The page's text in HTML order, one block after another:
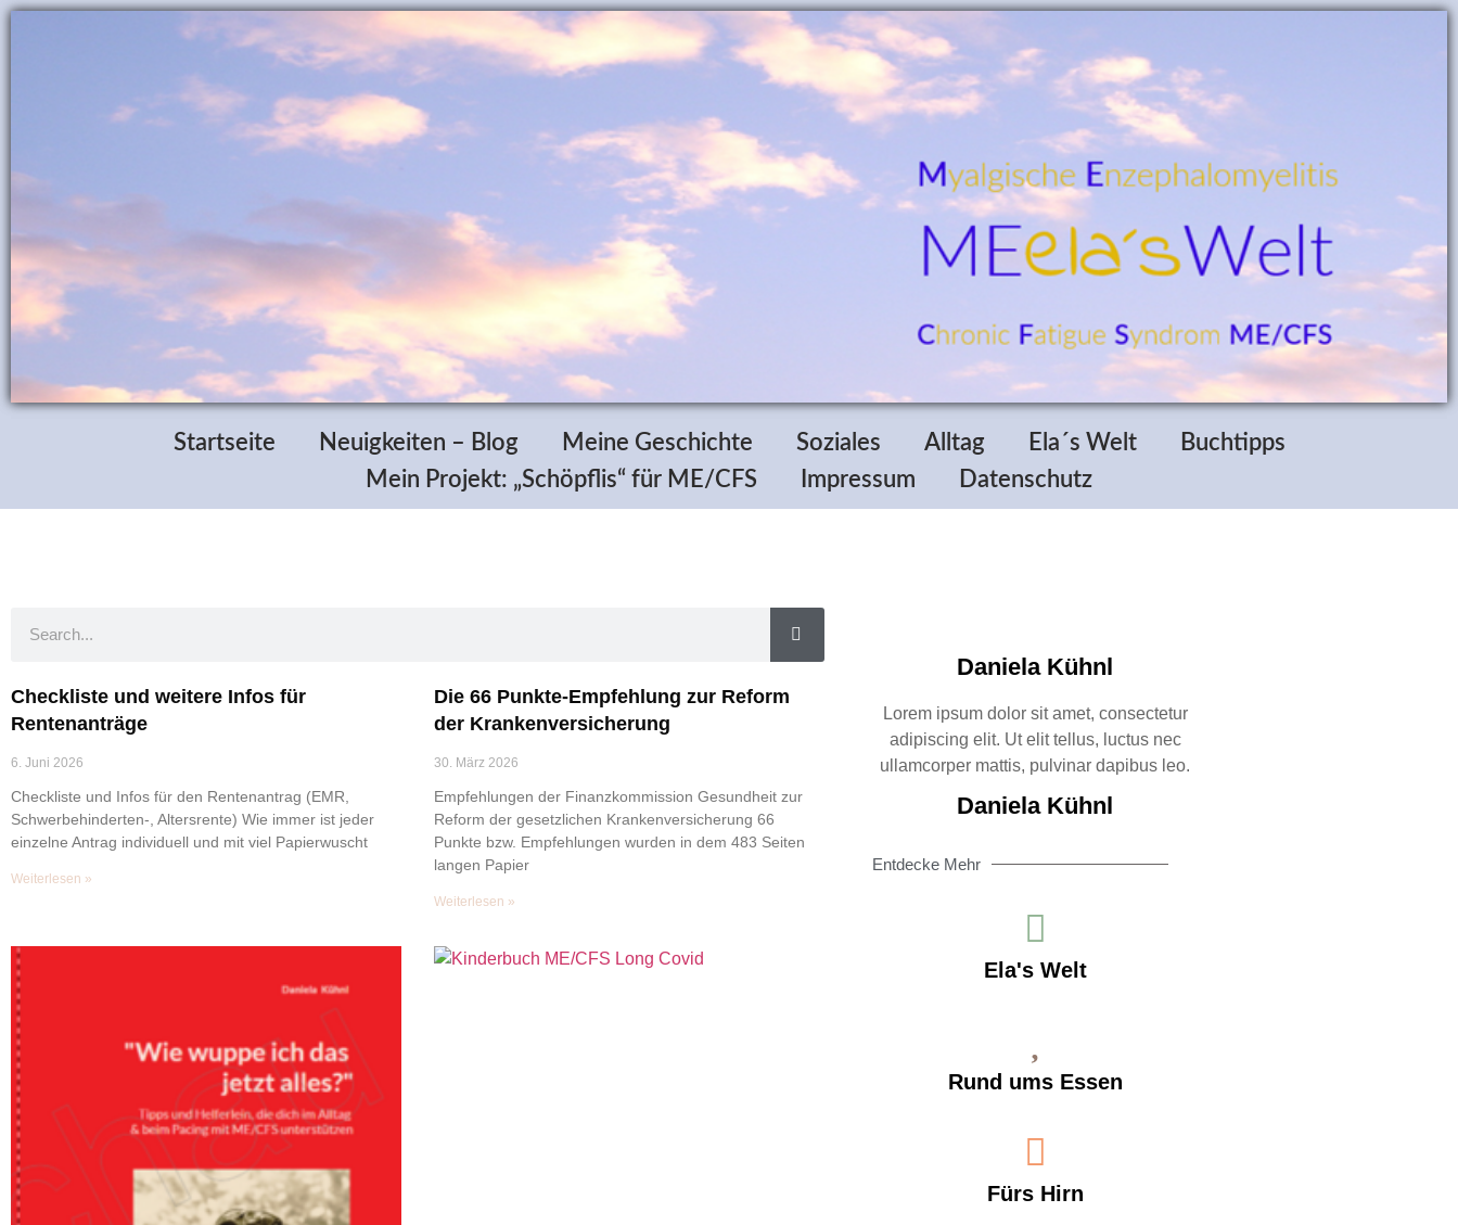
Startseite Neuigkeiten – Blog Meine Geschichte Soziales Alltag Ela´s Welt
Buchtipps
Mein Projekt: „Schöpflis“ für ME/CFS
Impressum Datenschutz
Checkliste und weitere Infos für
Rentenanträge
6. Juni 2026
Checkliste und Infos für den Rentenantrag (EMR,
Schwerbehinderten-, Altersrente) Wie immer ist jeder
einzelne Antrag individuell und mit viel Papierwuscht
Weiterlesen »
Die 66 Punkte-Empfehlung zur Reform
der Krankenversicherung
30. März 2026
Empfehlungen der Finanzkommission Gesundheit zur
Reform der gesetzlichen Krankenversicherung 66
Punkte bzw. Empfehlungen wurden in dem 483 Seiten
langen Papier
Weiterlesen »
Daniela Kühnl
Lorem ipsum dolor sit amet, consectetur
adipiscing elit. Ut elit tellus, luctus nec
ullamcorper mattis, pulvinar dapibus leo.
Daniela Kühnl
Entdecke Mehr
Ela's Welt
Rund ums Essen
Fürs Hirn